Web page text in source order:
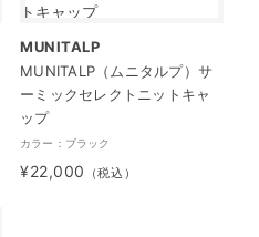
MUNITALP
MUNITALP（ムニタルプ）サ
ーミックセレクトニットキャ
ップ
カラー：ブラック
¥22,000 （税込）